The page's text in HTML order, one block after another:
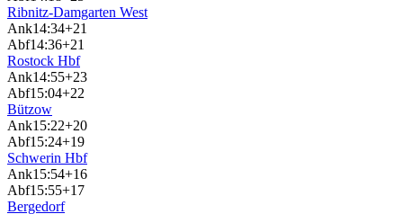
Ribnitz-Damgarten West
Ank14:34+21
Abf14:36+21
Rostock Hbf
Ank14:55+23
Abf15:04+22
Bützow
Ank15:22+20
Abf15:24+19
Schwerin Hbf
Ank15:54+16
Abf15:55+17
Bergedorf